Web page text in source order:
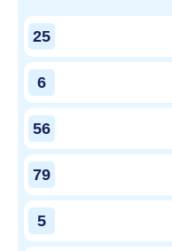
25
6
56
79
5